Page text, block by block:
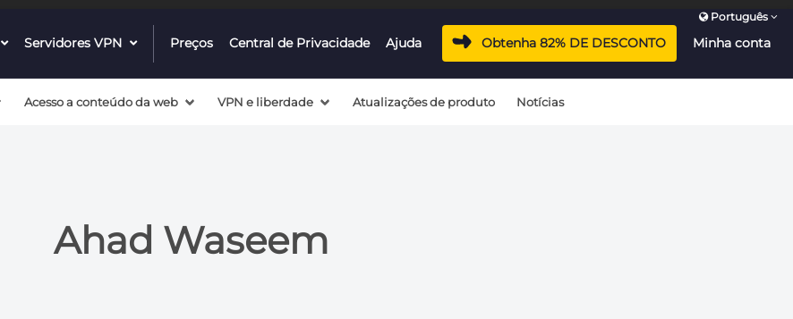
Português
dropdown
Servidores VPN dropdownPreços Central de Privacidade Ajuda Obtenha 82% DE DESCONTO Minha conta
Acesso a conteúdo da web VPN e liberdade Atualizações de produto Notícias
Ahad Waseem